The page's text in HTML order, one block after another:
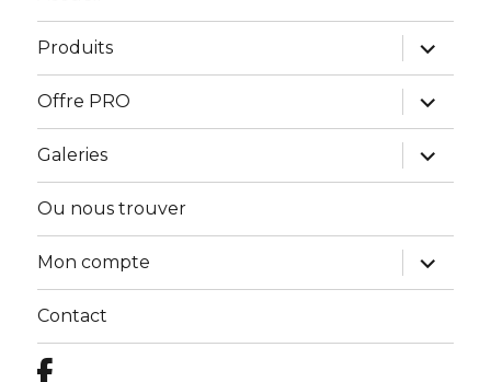
Produits
ouvrir
le
sous-
menu
Offre PRO
ouvrir
le
sous-
menu
Galeries
ouvrir
le
sous-
Ou nous trouver
Mon compte
ouvrir
le
sous-
Contact